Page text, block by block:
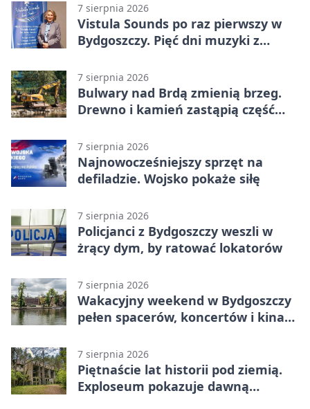
7 sierpnia 2026
Vistula Sounds po raz pierwszy w
Bydgoszczy. Pięć dni muzyki z
7 sierpnia 2026
Bulwary nad Brdą zmienią brzeg.
Drewno i kamień zastąpią część
7 sierpnia 2026
Najnowocześniejszy sprzęt na
defiladzie. Wojsko pokaże siłę
7 sierpnia 2026
Policjanci z Bydgoszczy weszli w
żrący dym, by ratować lokatorów
7 sierpnia 2026
Wakacyjny weekend w Bydgoszczy
pełen spacerów, koncertów i kina
7 sierpnia 2026
Piętnaście lat historii pod ziemią.
Exploseum pokazuje dawną